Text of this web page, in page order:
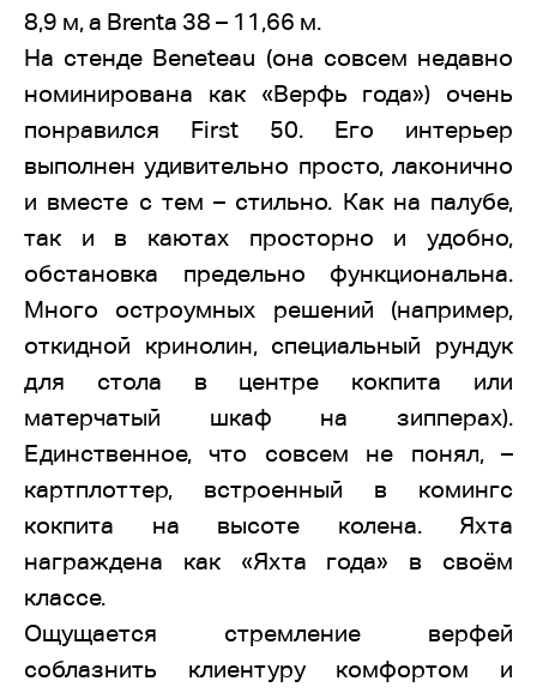
8,9 м, а Brenta 38 – 11,66 м.
На стенде Beneteau (она совсем недавно
номинирована как «Верфь года») очень
понравился First 50. Его интерьер
выполнен удивительно просто, лаконично
и вместе с тем – стильно. Как на палубе,
так и в каютах просторно и удобно,
обстановка предельно функциональна.
Много остроумных решений (например,
откидной кринолин, специальный рундук
для стола в центре кокпита или
матерчатый шкаф на зипперах).
Единственное, что совсем не понял, –
картплоттер, встроенный в комингс
кокпита на высоте колена. Яхта
награждена как «Яхта года» в своём
классе.
Ощущается стремление верфей
соблазнить клиентуру комфортом и